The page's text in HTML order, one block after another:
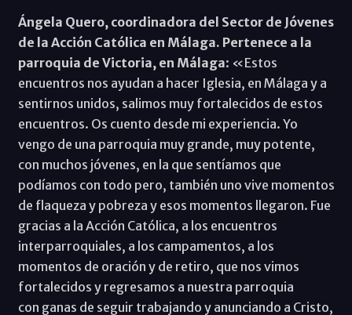
Ángela Quero, coordinadora del Sector de Jóvenes
de la Acción Católica en Málaga. Pertenece a la
parroquia de Victoria, en Málaga: «Estos
encuentros nos ayudan a hacer Iglesia, en Málaga y a
sentirnos unidos, salimos muy fortalecidos de estos
encuentros. Os cuento desde mi experiencia. Yo
vengo de una parroquia muy grande, muy potente,
con muchos jóvenes, en la que sentíamos que
podíamos con todo pero, también uno vive momentos
de flaqueza y pobreza y esos momentos llegaron. Fue
gracias a la Acción Católica, a los encuentros
interparroquiales, a los campamentos, a los
momentos de oración y de retiro, que nos vimos
fortalecidos y regresamos a nuestra parroquia
con ganas de seguir trabajando y anunciando a Cristo,